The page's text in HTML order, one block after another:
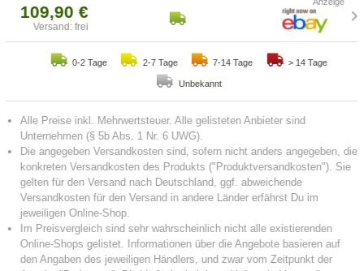
109,90 €
Versand: frei
0-2 Tage 2-7 Tage 7-14 Tage > 14 Tage
Unbekannt